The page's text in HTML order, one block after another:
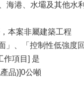
海港、水壩及其他水
本案非屬建築工程
」、「控制性低強
作項目] 是
品)]0公噸